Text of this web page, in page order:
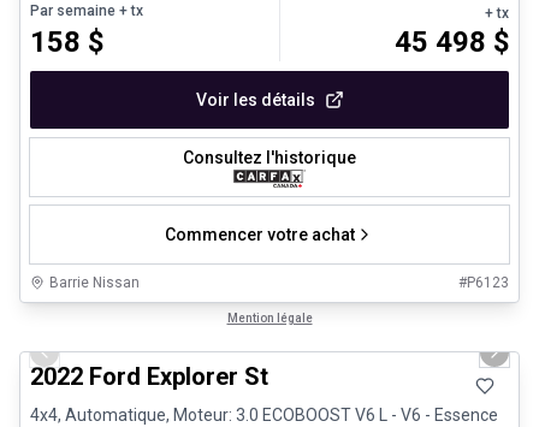
Par semaine + tx
158 $
+ tx
45 498 $
Voir les détails
Consultez l'historique
Commencer votre achat
Barrie Nissan #P6123
Mention légale
Previous slide Next
2022 Ford Explorer St
4x4, Automatique, Moteur: 3.0 ECOBOOST V6 L - V6 - Essence